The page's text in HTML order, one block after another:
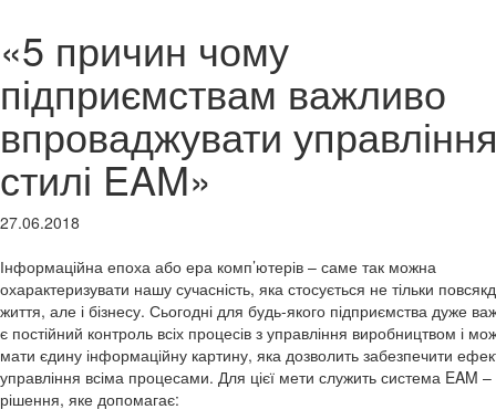
«5 причин чому
підприємствам важливо
впроваджувати
стилі EAM»
27.06.2018
Інформаційна епоха або ера комп’ютерів – саме так можна
охарактеризувати нашу сучасність, яка стосується не тільки
життя, але і бізнесу. Сьогодні для будь-якого підприємства дуже
є постійний контроль всіх процесів з управління виробництвом і
мати єдину інформаційну картину, яка дозволить забезпечити
управління всіма процесами. Для цієї мети служить система EAM –
рішення, яке допомагає: